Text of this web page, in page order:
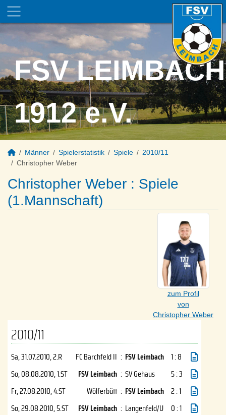
FSV LEIMBACH
1912 e.V.
Männer Spielerstatistik Spiele
2010/11
Christopher Weber
Christopher Weber : Spiele
(1.Mannschaft)
zum Profil
von
Christopher Weber
2010/11
Sa, 31.07.2010, 2.R FC Barchfeld II : FSV Leimbach 1 : 8
So, 08.08.2010, 1.ST FSV Leimbach : SV Gehaus
5 : 3
Fr, 27.08.2010, 4.ST Wölferbütt : FSV Leimbach 2 : 1
So, 29.08.2010, 5.ST FSV Leimbach : Langenfeld/U 0 : 1